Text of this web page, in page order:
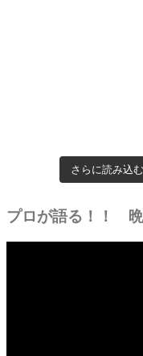
さらに読み込む
プロが語る！！